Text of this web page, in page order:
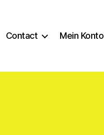
Contact Mein Konto